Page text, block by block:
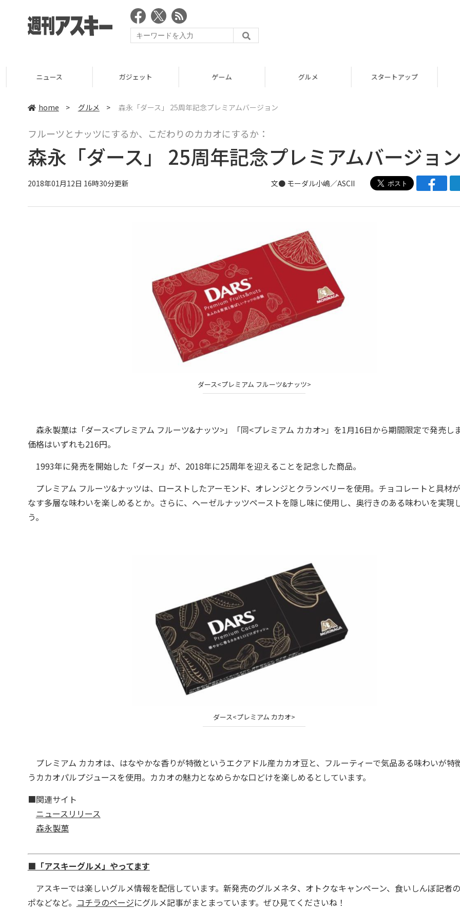
ニュース ガジェット ゲーム グルメ スタートアップ
home > グルメ > 森永「ダース」 25周年記念プレミアムバージョン
フルーツとナッツにするか、こだわりのカカオにするか：
森永「ダース」 25周年記念プレミアムバージョ
2018年01月12日 16時30分更新 文● モーダル小嶋／ASCII
ダース<プレミアム フルーツ&ナッツ>
森永製菓は「ダース<プレミアム フルーツ&ナッツ>」「同<プレミアム カカオ>」を1月16日から期間限定で発売し
価格はいずれも216円。
1993年に発売を開始した「ダース」が、2018年に25周年を迎えることを記念した商品。
プレミアム フルーツ&ナッツは、ローストしたアーモンド、オレンジとクランベリーを使用。チョコレートと具材
なす多層な味わいを楽しめるとか。さらに、ヘーゼルナッツペーストを隠し味に使用し、奥行きのある味わいを実現
う。
ダース<プレミアム カカオ>
プレミアム カカオは、はなやかな香りが特徴というエクアドル産カカオ豆と、フルーティーで気品ある味わいが特
うカカオパルプジュースを使用。カカオの魅力となめらかな口どけを楽しめるとしています。
■関連サイト
ニュースリリース
森永製菓
■「アスキーグルメ」やってます
アスキーでは楽しいグルメ情報を配信しています。新発売のグルメネタ、オトクなキャンペーン、食いしんぼ記者
ポなどなど。 コチラのページにグルメ記事がまとまっています。ぜひ見てくださいね！